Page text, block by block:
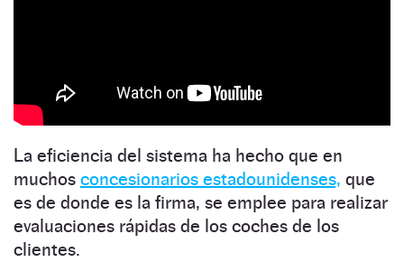
La eficiencia del sistema ha hecho que en
muchos concesionarios estadounidenses, que
es de donde es la firma, se emplee para realizar
evaluaciones rápidas de los coches de los
clientes.